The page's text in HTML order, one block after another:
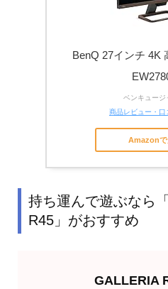
BenQ 27インチ 4K
ベンキュージ
商品レビュー・口
Amazonで
持ち運んで遊ぶなら
R45」がおすすめ
GALLERIA